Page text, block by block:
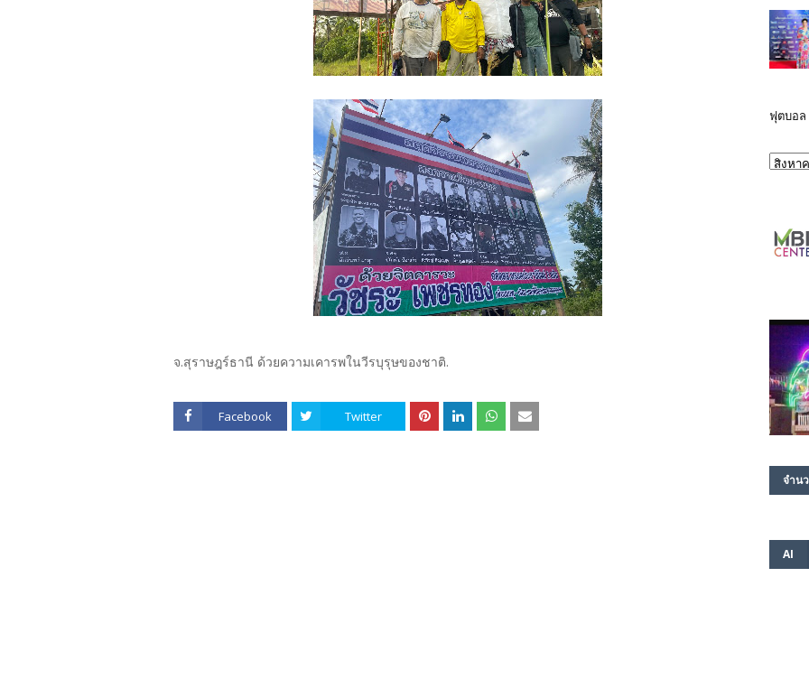
จ.สุราษฎร์ธานี ด้วยความเคารพในวีรบุรุษของชาติ.
Facebook Twitter
ฟุตบอล
จำน
AI